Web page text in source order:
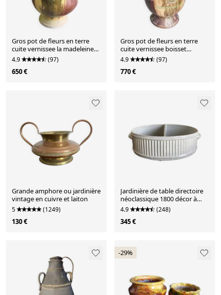
Gros pot de fleurs en terre
cuite vernissee la madeleine
anduze
4.9 (97)
650 €
Gros pot de fleurs en terre
cuite vernissee boisset
anduze 2002
4.9 (97)
770 €
Grande amphore ou jardinière
vintage en cuivre et laiton
5 (1249)
130 €
Jardinière de table directoire
néoclassique 1800 décor à
colonnade
4.9 (248)
345 €
-29%